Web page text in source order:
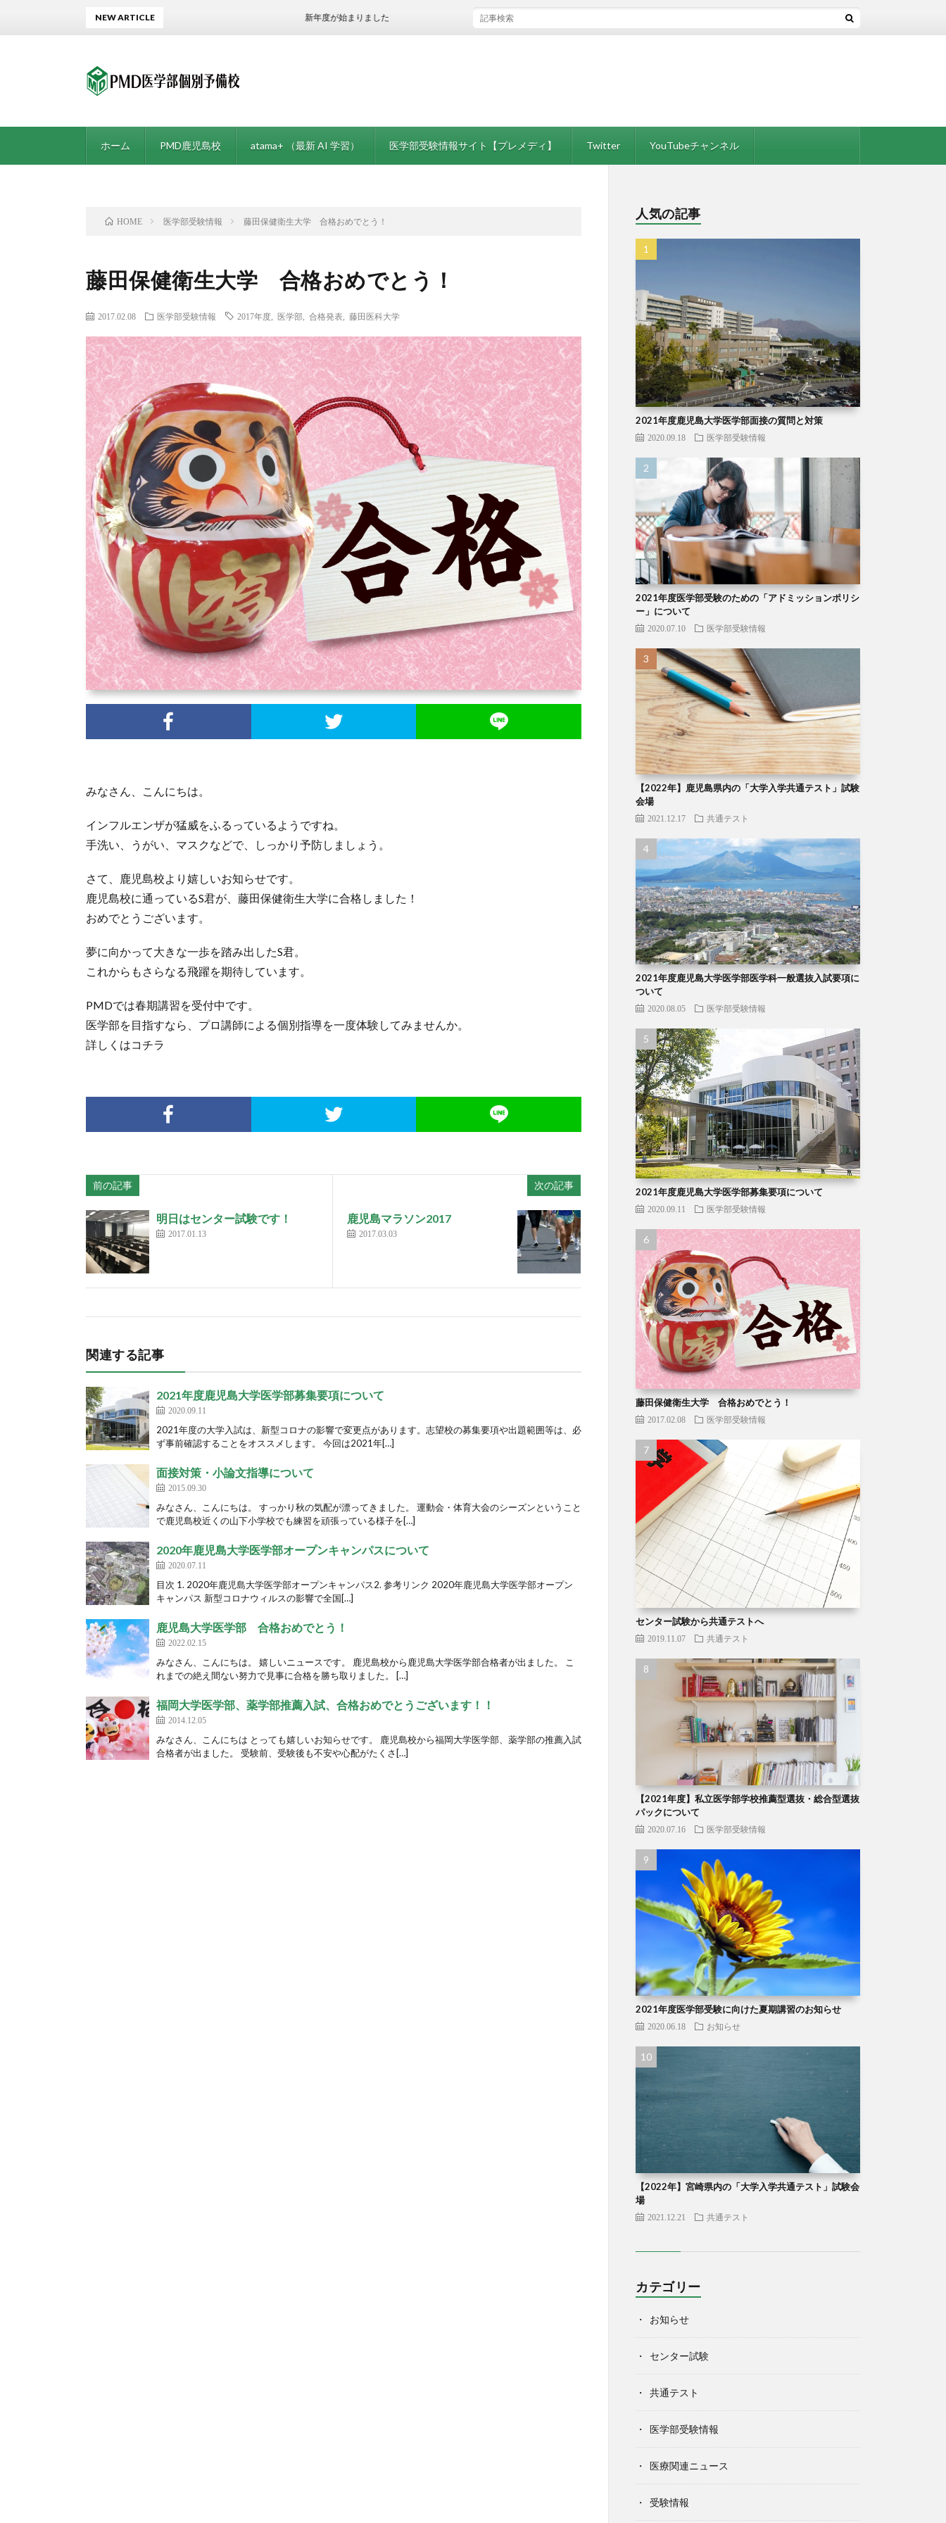
ホーム PMD鹿児島校 atama+ （最新 AI 学習） 医学部受験情報サイト【プレメディ】 Twitter YouTubeチャンネル
NEW ARTICLE 新年度が始まりました
HOME 医学部受験情報 藤田保健衛生大学 合格おめでとう！
藤田保健衛生大学 合格おめでとう！
2017.02.08 医学部受験情報 2017年度 医学部 合格発表 藤田医科大学
みなさん、こんにちは。
インフルエンザが猛威をふるっているようですね。
手洗い、うがい、マスクなどで、しっかり予防しましょう。
さて、鹿児島校より嬉しいお知らせです。
鹿児島校に通っているS君が、藤田保健衛生大学に合格しました！
おめでとうございます。
夢に向かって大きな一歩を踏み出したS君。
これからもさらなる飛躍を期待しています。
PMDでは春期講習を受付中です。
医学部を目指すなら、プロ講師による個別指導を一度体験してみませんか。
詳しくはコチラ
前の記事
明日はセンター試験です！
2017.01.13
次の記事
鹿児島マラソン2017
2017.03.03
関連する記事
2021年度鹿児島大学医学部募集要項について
2020.09.11
2021年度の大学入試は、新型コロナの影響で変更点があります。志望校の募集要項や出題範囲等は、必
ず事前確認することをオススメします。 今回は2021年[…]
面接対策・小論文指導について
2015.09.30
みなさん、こんにちは。 すっかり秋の気配が漂ってきました。 運動会・体育大会のシーズンということ
で鹿児島校近くの山下小学校でも練習を頑張っている様子を[…]
2020年鹿児島大学医学部オープンキャンパスについて
2020.07.11
目次 1. 2020年鹿児島大学医学部オープンキャンパス2. 参考リンク 2020年鹿児島大学医学部オープン
キャンパス 新型コロナウィルスの影響で全国[…]
鹿児島大学医学部 合格おめでとう！
2022.02.15
みなさん、こんにちは。 嬉しいニュースです。 鹿児島校から鹿児島大学医学部合格者が出ました。 こ
れまでの絶え間ない努力で見事に合格を勝ち取りました。 […]
福岡大学医学部、薬学部推薦入試、合格おめでとうございます！！
2014.12.05
みなさん、こんにちは とっても嬉しいお知らせです。 鹿児島校から福岡大学医学部、薬学部の推薦入試
合格者が出ました。 受験前、受験後も不安や心配がたくさ[…]
人気の記事
2021年度鹿児島大学医学部面接の質問と対策
2020.09.18 医学部受験情報
2021年度医学部受験のための「アドミッションポリシ
ー」について
2020.07.10 医学部受験情報
【2022年】鹿児島県内の「大学入学共通テスト」試験
会場
2021.12.17 共通テスト
2021年度鹿児島大学医学部医学科一般選抜入試要項に
ついて
2020.08.05 医学部受験情報
2021年度鹿児島大学医学部募集要項について
2020.09.11 医学部受験情報
藤田保健衛生大学 合格おめでとう！
2017.02.08 医学部受験情報
センター試験から共通テストへ
2019.11.07 共通テスト
【2021年度】私立医学部学校推薦型選抜・総合型選抜
パックについて
2020.07.16 医学部受験情報
2021年度医学部受験に向けた夏期講習のお知らせ
2020.06.18 お知らせ
【2022年】宮崎県内の「大学入学共通テスト」試験会
場
2021.12.21 共通テスト
カテゴリー
お知らせ
センター試験
共通テスト
医学部受験情報
医療関連ニュース
受験情報